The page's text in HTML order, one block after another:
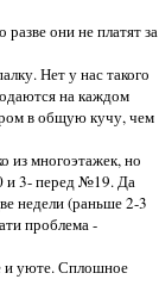
они не платят за
Нет у нас такого
на каждом
в общую кучу, чем
из многоэтажек, но
и 3- перед №19. Да
недели (раньше 2-3
проблема -
и уюте. Сплошное